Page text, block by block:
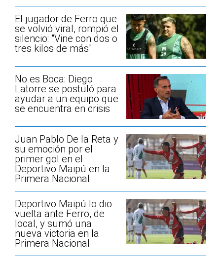
El jugador de Ferro que
se volvió viral, rompió el
silencio: "Vine con dos o
tres kilos de más"
No es Boca: Diego
Latorre se postuló para
ayudar a un equipo que
se encuentra en crisis
Juan Pablo De la Reta y
su emoción por el
primer gol en el
Deportivo Maipú en la
Primera Nacional
Deportivo Maipú lo dio
vuelta ante Ferro, de
local, y sumó una
nueva victoria en la
Primera Nacional